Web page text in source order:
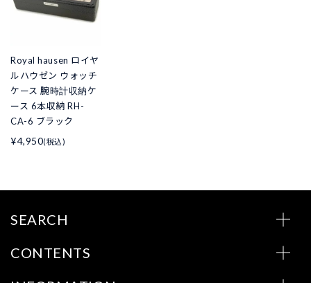
Royal hausen ロイヤ
ルハウゼン ウォッチ
ケース 腕時計収納ケ
ース 6本収納 RH-
CA-6 ブラック
¥4,950(税込)
SEARCH
CONTENTS